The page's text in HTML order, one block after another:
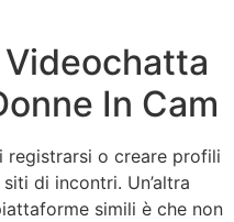
In Cam
registrarsi o creare profili
di incontri. Un’altra
simili è che non